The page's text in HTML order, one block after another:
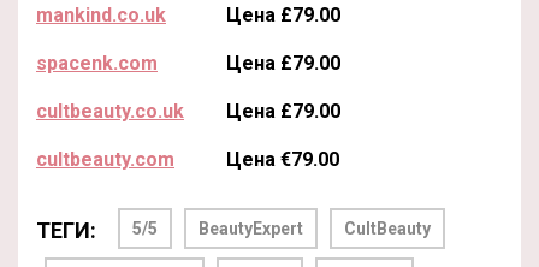
mankind.co.uk Цена £79.00
spacenk.com Цена £79.00
cultbeauty.co.uk Цена £79.00
cultbeauty.com Цена €79.00
ТЕГИ: 5/5 BeautyExpert CultBeauty